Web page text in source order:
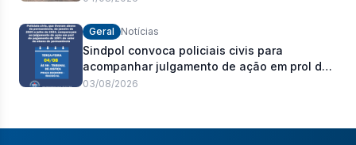
Geral Notícias
Sindpol convoca policiais civis para
acompanhar julgamento de ação em prol do
pagamento de 100% do abono de
03/08/2026